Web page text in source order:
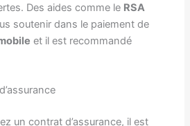
Des aides comme le RSA
soutenir dans le paiement de
et il est recommandé
un contrat d’assurance, il est